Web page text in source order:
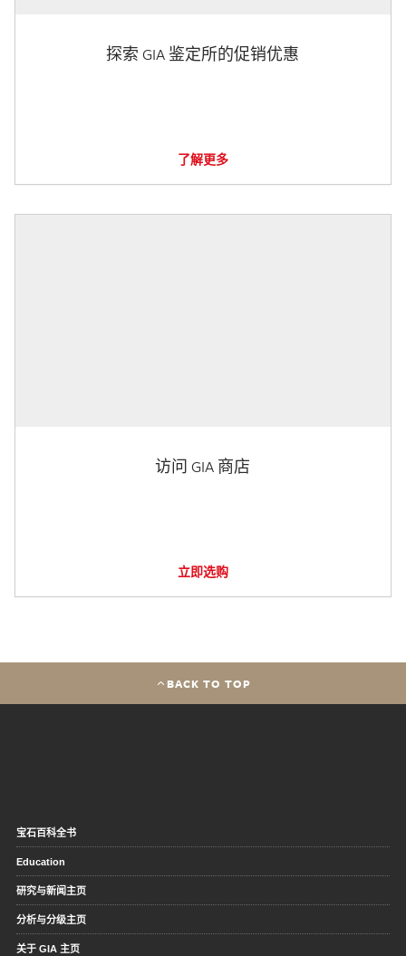
探索 GIA 鉴定所的促销优惠
了解更多
访问 GIA 商店
立即选购
BACK TO TOP
宝石百科全书
Education
研究与新闻主页
分析与分级主页
关于 GIA 主页